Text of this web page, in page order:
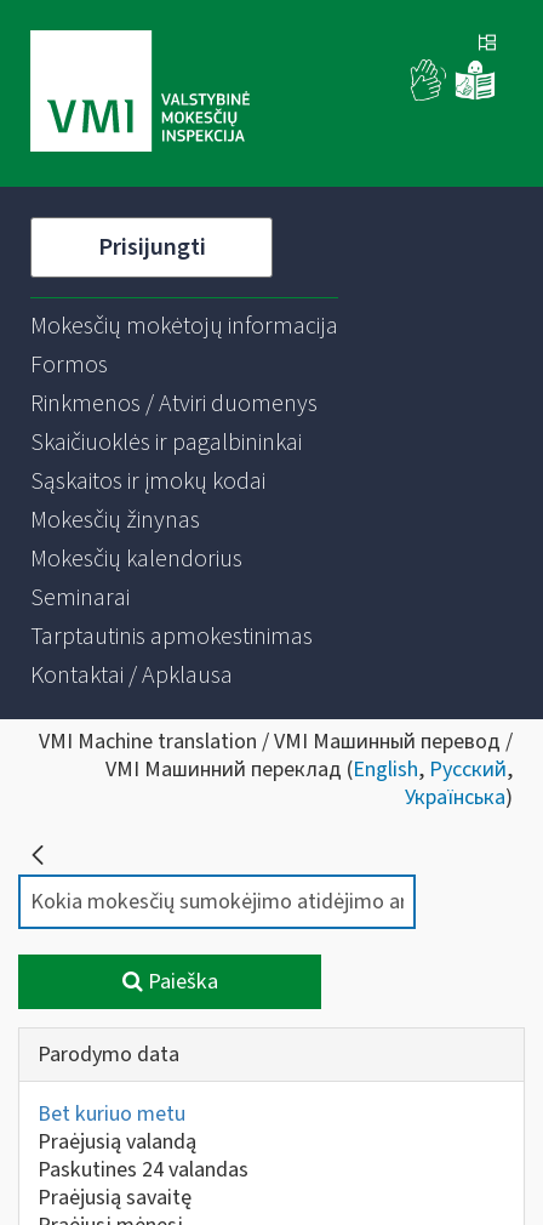
Prisijungti
Mokesčių mokėtojų informacija
Formos
Rinkmenos / Atviri duomenys
Skaičiuoklės ir pagalbininkai
Sąskaitos ir įmokų kodai
Mokesčių žinynas
Mokesčių kalendorius
Seminarai
Tarptautinis apmokestinimas
Kontaktai / Apklausa
VMI Machine translation / VMI Машинный перевод /
VMI Машинний переклад (English, Русский,
Українська)
Paieška
Parodymo data
Bet kuriuo metu
Praėjusią valandą
Paskutines 24 valandas
Praėjusią savaitę